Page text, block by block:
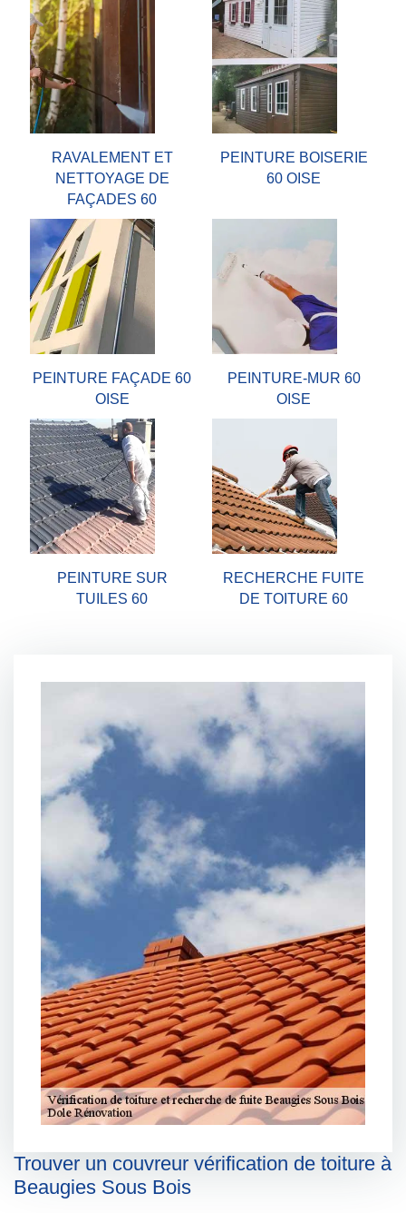
RAVALEMENT ET
NETTOYAGE DE
FAÇADES 60
PEINTURE BOISERIE
60 OISE
PEINTURE FAÇADE 60
OISE
PEINTURE-MUR 60
OISE
PEINTURE SUR
TUILES 60
RECHERCHE FUITE
DE TOITURE 60
Trouver un couvreur vérification de toiture à
Beaugies Sous Bois